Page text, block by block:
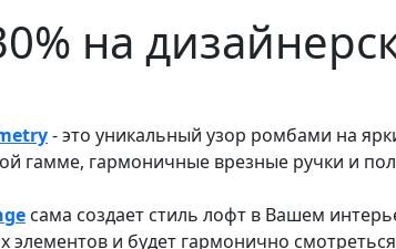
на
- это уникальный узор ромбами на
гамме, гармоничные врезные ручки и
сама создает стиль лофт в Вашем
элементов и будет гармонично